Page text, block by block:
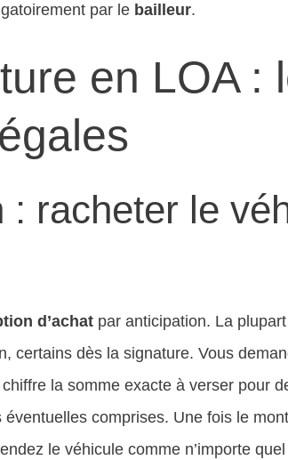
par le bailleur.
en LOA :
: racheter le
d’achat par anticipation. La
certains dès la signature. Vous
la somme exacte à verser pour
comprises. Une fois le
le véhicule comme n’importe